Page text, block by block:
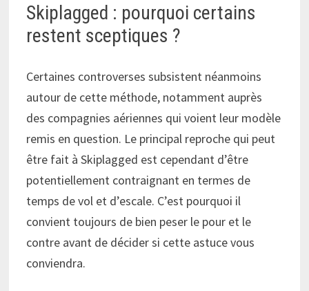
Skiplagged : pourquoi certains
restent sceptiques ?
Certaines controverses subsistent néanmoins
autour de cette méthode, notamment auprès
des compagnies aériennes qui voient leur modèle
remis en question. Le principal reproche qui peut
être fait à Skiplagged est cependant d’être
potentiellement contraignant en termes de
temps de vol et d’escale. C’est pourquoi il
convient toujours de bien peser le pour et le
contre avant de décider si cette astuce vous
conviendra.